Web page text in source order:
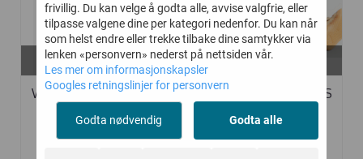
På lager i
2 år, 3 år, 12 mnd, 18 mnd
WHEAT VINTERDRESS
ADI SOFT ...
På lager i
WHEAT VINTERDRESS
ADI ROSE ...
frivillig. Du kan velge å godta alle, avvise valgfrie, eller
tilpasse valgene dine per kategori nedenfor. Du kan når
som helst endre eller trekke tilbake dine samtykker via
lenken «personvern» nederst på nettsiden vår.
Les mer om informasjonskapsler
Googles retningslinjer for personvern
Godta nødvendig Godta alle